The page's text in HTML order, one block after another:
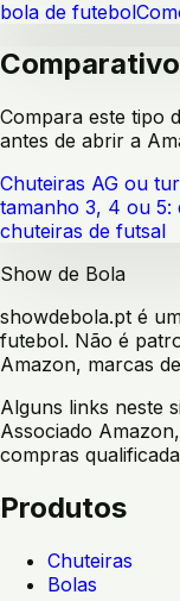
bola de futebol
Compara este tipo
antes de abrir a
Chuteiras AG ou
tamanho 3, 4 ou 5:
chuteiras de futsal
Show de Bola
showdebola.pt é
futebol. Não é
Amazon, marcas
Alguns links neste
Associado
compras
Produtos
Chuteiras
Bolas